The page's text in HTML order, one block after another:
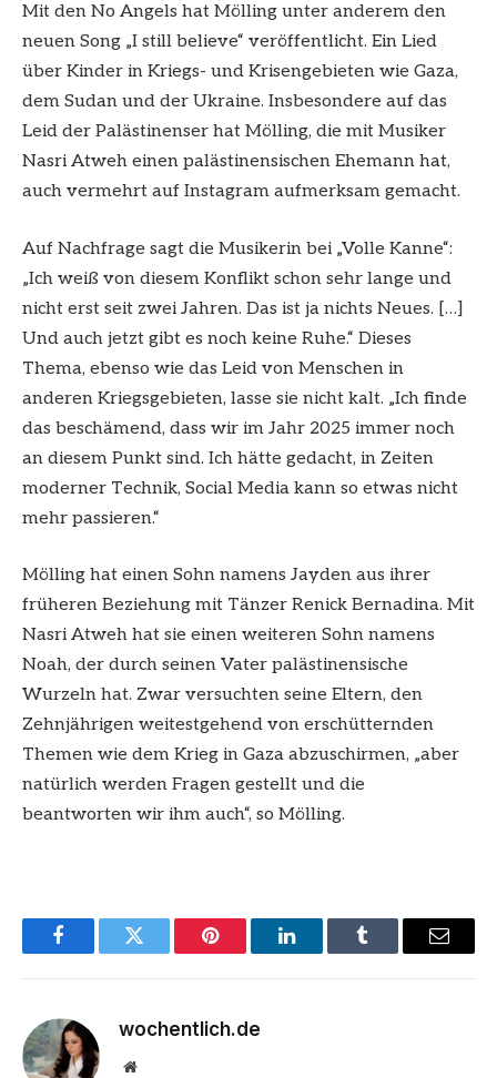
Mit den No Angels hat Mölling unter anderem den
neuen Song „I still believe“ veröffentlicht. Ein Lied
über Kinder in Kriegs- und Krisengebieten wie Gaza,
dem Sudan und der Ukraine. Insbesondere auf das
Leid der Palästinenser hat Mölling, die mit Musiker
Nasri Atweh einen palästinensischen Ehemann hat,
auch vermehrt auf Instagram aufmerksam gemacht.
Auf Nachfrage sagt die Musikerin bei „Volle Kanne“:
„Ich weiß von diesem Konflikt schon sehr lange und
nicht erst seit zwei Jahren. Das ist ja nichts Neues. […]
Und auch jetzt gibt es noch keine Ruhe.“ Dieses
Thema, ebenso wie das Leid von Menschen in
anderen Kriegsgebieten, lasse sie nicht kalt. „Ich finde
das beschämend, dass wir im Jahr 2025 immer noch
an diesem Punkt sind. Ich hätte gedacht, in Zeiten
moderner Technik, Social Media kann so etwas nicht
mehr passieren.“
Mölling hat einen Sohn namens Jayden aus ihrer
früheren Beziehung mit Tänzer Renick Bernadina. Mit
Nasri Atweh hat sie einen weiteren Sohn namens
Noah, der durch seinen Vater palästinensische
Wurzeln hat. Zwar versuchten seine Eltern, den
Zehnjährigen weitestgehend von erschütternden
Themen wie dem Krieg in Gaza abzuschirmen, „aber
natürlich werden Fragen gestellt und die
beantworten wir ihm auch“, so Mölling.
FacebookTwitter Pinterest LinkedInTumblr Email
wochentlich.de
Website